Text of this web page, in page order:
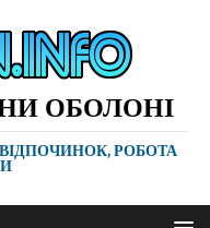
ОБОЛОНІ
ВІДПОЧИНОК, РОБОТА